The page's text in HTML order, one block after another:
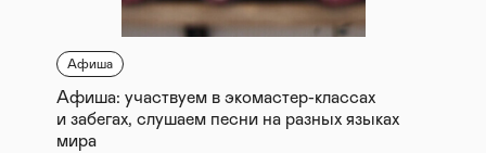
Афиша
Афиша: участвуем в экомастер-классах
и забегах, слушаем песни на разных языках
мира